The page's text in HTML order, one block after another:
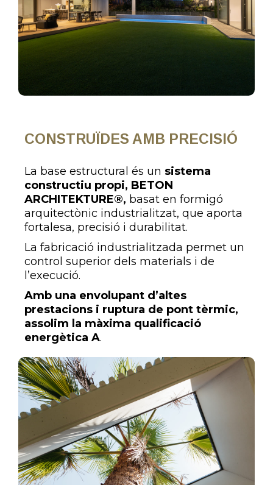
CONSTRUÏDES AMB PRECISIÓ
La base estructural és un sistema
constructiu propi, BETON
ARCHITEKTURE®, basat en formigó
arquitectònic industrialitzat, que aporta
fortalesa, precisió i durabilitat.
La fabricació industrialitzada permet un
control superior dels materials i de
l’execució.
Amb una envolupant d’altes
prestacions i ruptura de pont tèrmic,
assolim la màxima qualificació
energètica A.